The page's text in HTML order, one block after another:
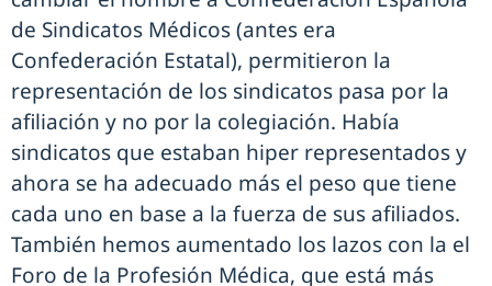
de Sindicatos Médicos (antes era
Confederación Estatal), permitieron la
representación de los sindicatos pasa por la
afiliación y no por la colegiación. Había
sindicatos que estaban hiper representados y
ahora se ha adecuado más el peso que tiene
cada uno en base a la fuerza de sus afiliados.
También hemos aumentado los lazos con la el
Foro de la Profesión Médica, que está más